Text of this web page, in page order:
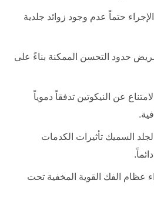
حتماً عدم وجود زوائد جلدية
حدود التحسن الممكنة بناءً على
عن النيكوتين تدفقاً دموياً
السميك تأثيرات الكدمات
عظام الفك القوية المخفية تحت